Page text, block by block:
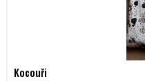
Kocouři